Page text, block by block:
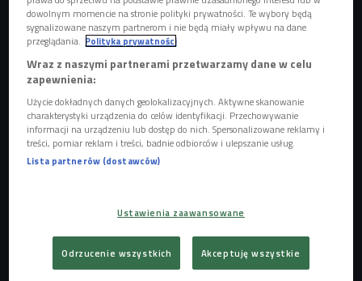
Są młodzi, zdolni, po studiach, z ciekawą pracą i wysokimi
zarobkami. Mogłoby się wydawać, że świat leży u ich stóp.
Tymczasem w weekendy to oni leżą kompletnie pijani, a
urwany film uważają za formę "konkretnego chillout'u".
"Binge drinking" czyli "szybkie picie" jest definiowanie
jako wypicie powyżej pięciu drinków alkoholowych przy
Agencji Rozwiązywania Problemów Alkoholowych
alkoholowego jest celem samym w sobie, a nie efektem
ubocznym dobrej zabawy w grupie znajomych.
dowolnym momencie na stronie polityki prywatności. Te wybory będą
sygnalizowane naszym partnerom i nie będą miały wpływu na dane
przeglądania. Polityka prywatności
Wraz z naszymi partnerami przetwarzamy dane w celu
zapewnienia:
Użycie dokładnych danych geolokalizacyjnych. Aktywne skanowanie
charakterystyki urządzenia do celów identyfikacji. Przechowywanie
informacji na urządzeniu lub dostęp do nich. Spersonalizowane reklamy i
treści, pomiar reklam i treści, badnie odbiorców i ulepszanie usług.
Lista partnerów (dostawców)
Ustawienia zaawansowane
Odrzucenie wszystkich Akceptuję wszystkie